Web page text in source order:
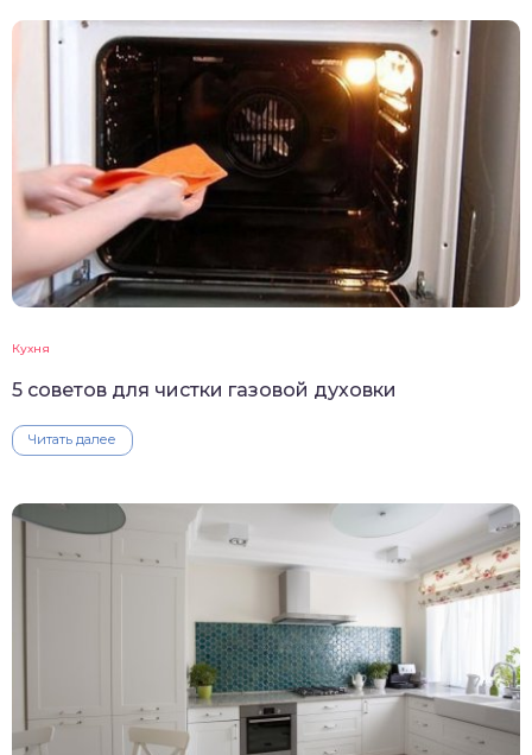
Кухня
5 советов для чистки газовой духовки
Читать далее